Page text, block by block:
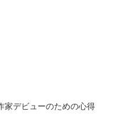
デビューのための心得